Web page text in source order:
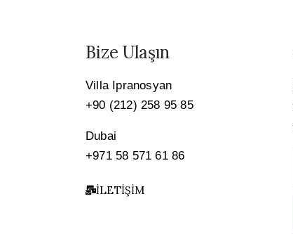
Bize Ulaşın
Villa Ipranosyan
+90 (212) 258 95 85
Dubai
+971 58 571 61 86
İLETIŞIM